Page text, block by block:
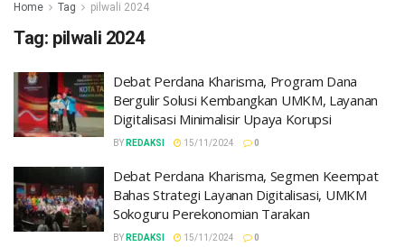
Home Tag pilwali 2024
Tag: pilwali 2024
Debat Perdana Kharisma, Program Dana
Bergulir Solusi Kembangkan UMKM, Layanan
Digitalisasi Minimalisir Upaya Korupsi
BY REDAKSI 15/11/2024 0
Debat Perdana Kharisma, Segmen Keempat
Bahas Strategi Layanan Digitalisasi, UMKM
Sokoguru Perekonomian Tarakan
BY REDAKSI 15/11/2024 0